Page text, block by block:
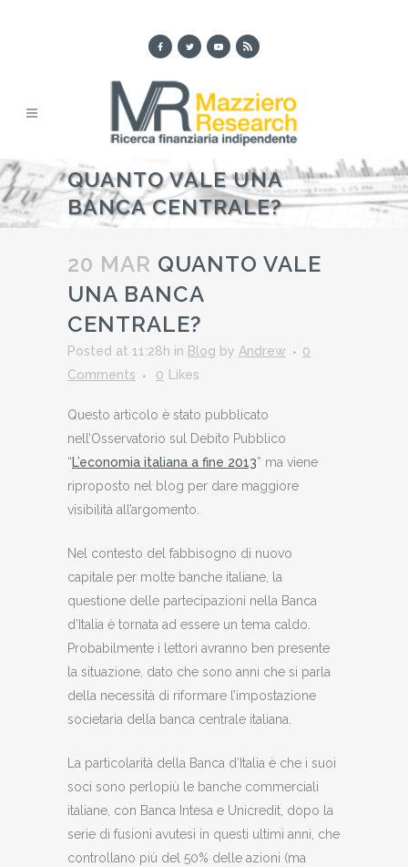
QUANTO VALE UNA
BANCA CENTRALE?
20 MAR QUANTO VALE
UNA BANCA
CENTRALE?
Posted at 11:28h in Blog by Andrew
0
Comments
0 Likes
Questo articolo è stato pubblicato
nell’Osservatorio sul Debito Pubblico
“L’economia italiana a fine 2013” ma viene
riproposto nel blog per dare maggiore
visibilità all’argomento.
Nel contesto del fabbisogno di nuovo
capitale per molte banche italiane, la
questione delle partecipazioni nella Banca
d’Italia è tornata ad essere un tema caldo.
Probabilmente i lettori avranno ben presente
la situazione, dato che sono anni che si parla
della necessità di riformare l’impostazione
societaria della banca centrale italiana.
La particolarità della Banca d’Italia è che i suoi
soci sono perlopiù le banche commerciali
italiane, con Banca Intesa e Unicredit, dopo la
serie di fusioni avutesi in questi ultimi anni, che
controllano più del 50% delle azioni (ma